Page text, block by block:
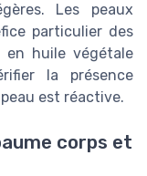
Les peaux
particulier des
en huile végétale
la présence
est réactive.
corps et